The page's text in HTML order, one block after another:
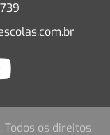
os direitos